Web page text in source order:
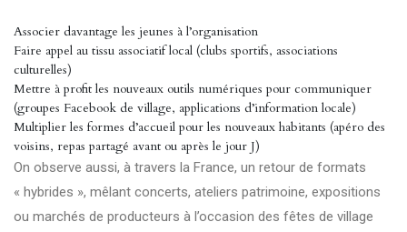
Associer davantage les jeunes à l’organisation
Faire appel au tissu associatif local (clubs sportifs, associations
culturelles)
Mettre à profit les nouveaux outils numériques pour communiquer
(groupes Facebook de village, applications d’information locale)
Multiplier les formes d’accueil pour les nouveaux habitants (apéro des
voisins, repas partagé avant ou après le jour J)
On observe aussi, à travers la France, un retour de formats
« hybrides », mêlant concerts, ateliers patrimoine, expositions
ou marchés de producteurs à l’occasion des fêtes de village